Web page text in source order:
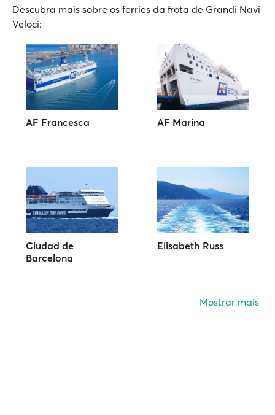
Descubra mais sobre os ferries da frota de Grandi Navi
Veloci:
AF Francesca AF Marina
Ciudad de
Barcelona
Elisabeth Russ
Mostrar mais